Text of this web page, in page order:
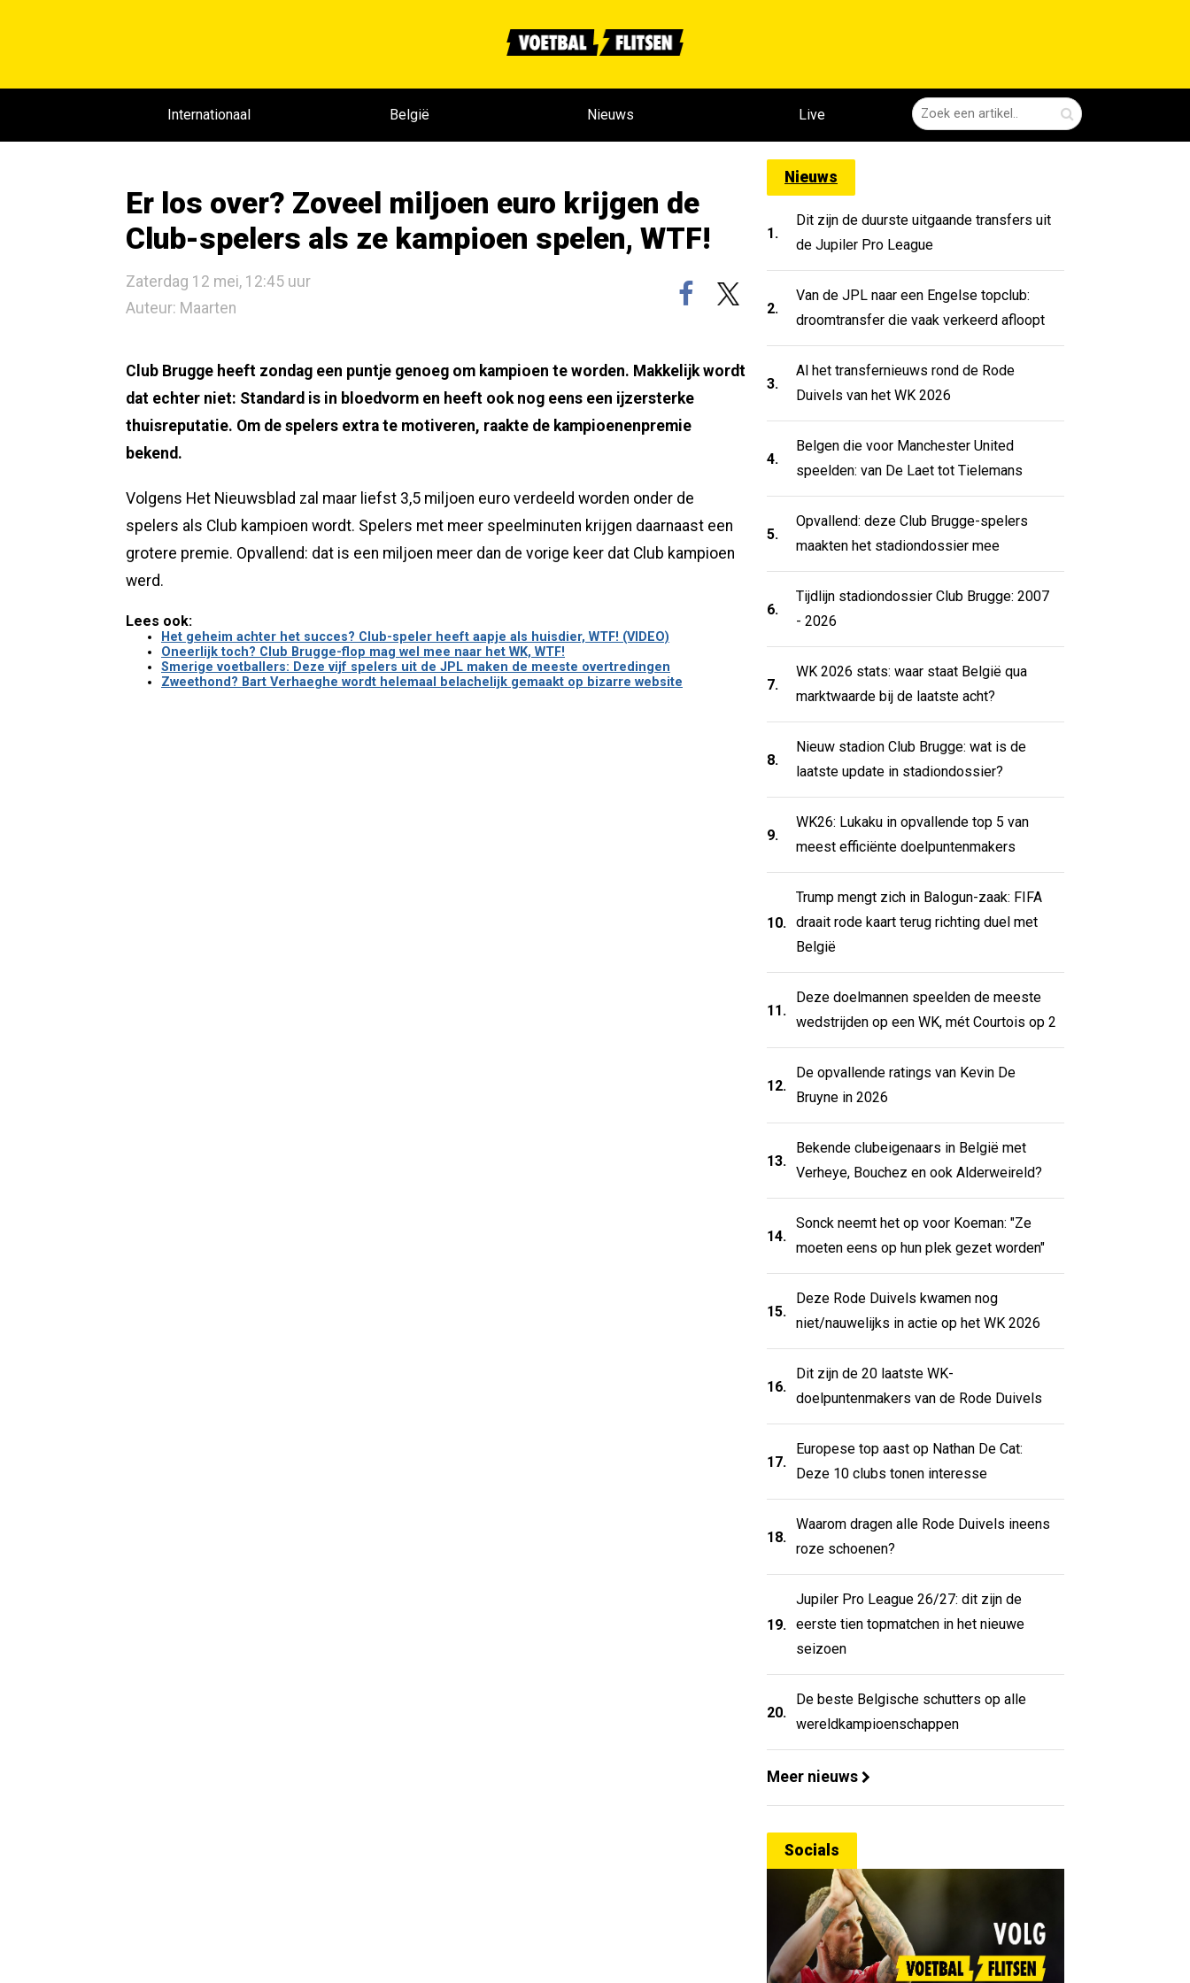
Internationaal België Nieuws Live
Er los over? Zoveel miljoen euro krijgen de
Club-spelers als ze kampioen spelen, WTF!
Zaterdag 12 mei, 12:45 uur
Auteur: Maarten
Club Brugge heeft zondag een puntje genoeg om kampioen te worden. Makkelijk wordt
dat echter niet: Standard is in bloedvorm en heeft ook nog eens een ijzersterke
thuisreputatie. Om de spelers extra te motiveren, raakte de kampioenenpremie
bekend.
Volgens Het Nieuwsblad zal maar liefst 3,5 miljoen euro verdeeld worden onder de
spelers als Club kampioen wordt. Spelers met meer speelminuten krijgen daarnaast een
grotere premie. Opvallend: dat is een miljoen meer dan de vorige keer dat Club kampioen
werd.
Lees ook:
Het geheim achter het succes? Club-speler heeft aapje als huisdier, WTF! (VIDEO)
Oneerlijk toch? Club Brugge-flop mag wel mee naar het WK, WTF!
Smerige voetballers: Deze vijf spelers uit de JPL maken de meeste overtredingen
Zweethond? Bart Verhaeghe wordt helemaal belachelijk gemaakt op bizarre website
Nieuws
1.
Dit zijn de duurste uitgaande transfers uit
de Jupiler Pro League
2.
Van de JPL naar een Engelse topclub:
droomtransfer die vaak verkeerd afloopt
3.
Al het transfernieuws rond de Rode
Duivels van het WK 2026
4.
Belgen die voor Manchester United
speelden: van De Laet tot Tielemans
5.
Opvallend: deze Club Brugge-spelers
maakten het stadiondossier mee
6.
Tijdlijn stadiondossier Club Brugge: 2007
- 2026
7.
WK 2026 stats: waar staat België qua
marktwaarde bij de laatste acht?
8.
Nieuw stadion Club Brugge: wat is de
laatste update in stadiondossier?
9.
WK26: Lukaku in opvallende top 5 van
meest efficiënte doelpuntenmakers
10.
Trump mengt zich in Balogun-zaak: FIFA
draait rode kaart terug richting duel met
België
11.
Deze doelmannen speelden de meeste
wedstrijden op een WK, mét Courtois op 2
12.
De opvallende ratings van Kevin De
Bruyne in 2026
13.
Bekende clubeigenaars in België met
Verheye, Bouchez en ook Alderweireld?
14.
Sonck neemt het op voor Koeman: "Ze
moeten eens op hun plek gezet worden"
15.
Deze Rode Duivels kwamen nog
niet/nauwelijks in actie op het WK 2026
16.
Dit zijn de 20 laatste WK-
doelpuntenmakers van de Rode Duivels
17.
Europese top aast op Nathan De Cat:
Deze 10 clubs tonen interesse
18.
Waarom dragen alle Rode Duivels ineens
roze schoenen?
19.
Jupiler Pro League 26/27: dit zijn de
eerste tien topmatchen in het nieuwe
seizoen
20.
De beste Belgische schutters op alle
wereldkampioenschappen
Meer nieuws
Socials